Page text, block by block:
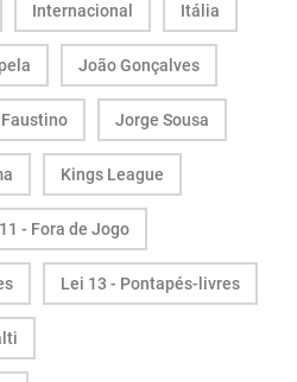
Internacional Itália
João Gonçalves
Jorge Sousa
Kings League
- Fora de Jogo
Lei 13 - Pontapés-livres